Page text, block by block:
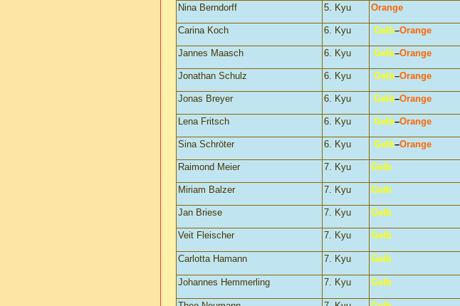
Nina Berndorff 5. Kyu Orange
Carina Koch 6. Kyu Gelb–Orange
Jannes Maasch 6. Kyu Gelb–Orange
Jonathan Schulz 6. Kyu Gelb–Orange
Jonas Breyer 6. Kyu Gelb–Orange
Lena Fritsch 6. Kyu Gelb–Orange
Sina Schröter 6. Kyu Gelb–Orange
Raimond Meier 7. Kyu Gelb
Miriam Balzer 7. Kyu Gelb
Jan Briese 7. Kyu Gelb
Veit Fleischer 7. Kyu Gelb
Carlotta Hamann 7. Kyu Gelb
Johannes Hemmerling 7. Kyu Gelb